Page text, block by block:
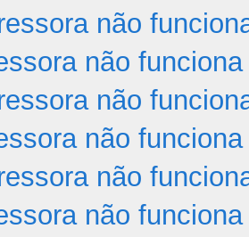
não
não funciona
não
não funciona
não
não funciona